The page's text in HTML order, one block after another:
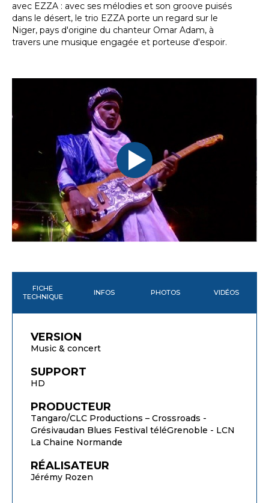
avec EZZA : avec ses mélodies et son groove puisés
dans le désert, le trio EZZA porte un regard sur le
Niger, pays d'origine du chanteur Omar Adam, à
travers une musique engagée et porteuse d'espoir.
FICHE
TECHNIQUE
INFOS PHOTOS VIDÉOS
VERSION
Music & concert
SUPPORT
HD
PRODUCTEUR
Tangaro/CLC Productions – Crossroads -
Grésivaudan Blues Festival téléGrenoble - LCN
La Chaine Normande
RÉALISATEUR
Jérémy Rozen